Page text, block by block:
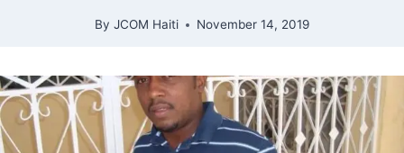
By JCOM Haiti November 14, 2019